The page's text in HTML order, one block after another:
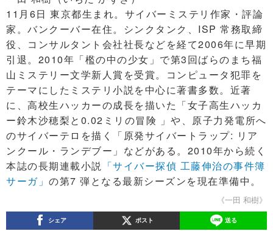
11月6日 東京都生まれ。サイバーミステリ作家・評論
家。バンクーバー在住。シンクタンク、ISP 常務取締
役、コンサルタント会社社長などを経て2006年に早期
引退。2010年「檻の中の少女」で第3回ばらのまち福
山ミステリー文学新人賞を受賞。コンピュータ犯罪を
テーマにしたミステリ小説を中心に著書多数。近著
に、高校生ハッカーの成長を描いた「女子高生ハッカ
ー鈴木沙穂梨と0.02ミリの冒険 」や、原子力発電所へ
のサイバーテロを描く「原発サイバートラップ: リア
ンクール・ランデブー」などがある。2010年から続く
本誌の長期連載小説 「サイバー探偵 工藤伸治の事件簿
サーガ」 の第7 弾となる最新シーズンを現在準備中。
《一田 和樹》
シェア ポスト 送る